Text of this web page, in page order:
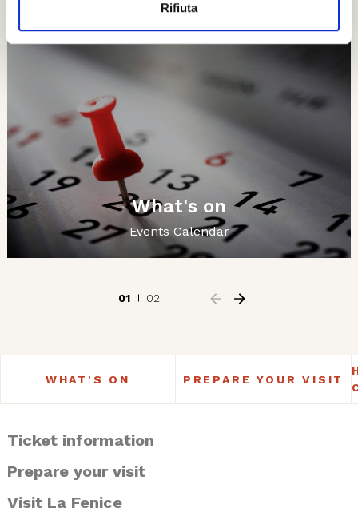
Rifiuta
What's on
Events Calendar
01 02
WHAT'S ON PREPARE YOUR VISIT
Ticket information
Prepare your visit
Visit La Fenice